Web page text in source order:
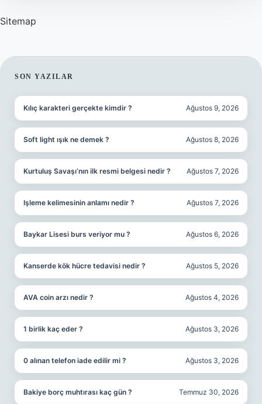
Sitemap
SIDEBAR
SON YAZILAR
Kılıç karakteri gerçekte kimdir ? Ağustos 9, 2026
Soft light ışık ne demek ? Ağustos 8, 2026
Kurtuluş Savaşı’nın ilk resmi belgesi nedir ? Ağustos 7, 2026
Işleme kelimesinin anlamı nedir ? Ağustos 7, 2026
Baykar Lisesi burs veriyor mu ? Ağustos 6, 2026
Kanserde kök hücre tedavisi nedir ? Ağustos 5, 2026
AVA coin arzı nedir ? Ağustos 4, 2026
1 birlik kaç eder ? Ağustos 3, 2026
0 alınan telefon iade edilir mi ? Ağustos 3, 2026
Bakiye borç muhtırası kaç gün ? Temmuz 30, 2026